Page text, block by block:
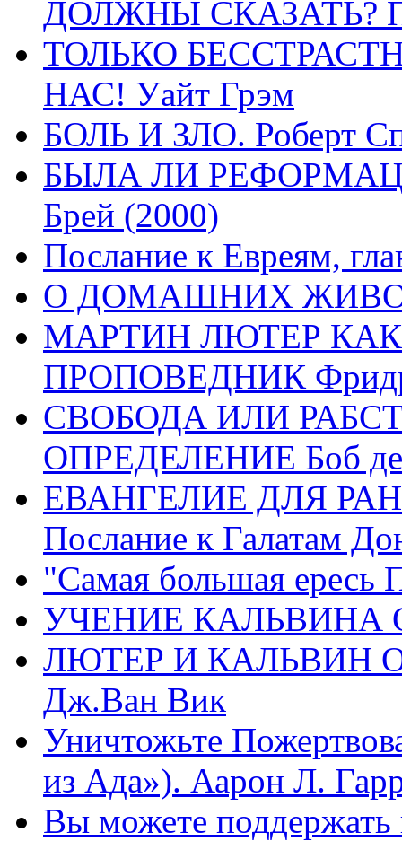
ДОЛЖНЫ СКАЗАТЬ?
ТОЛЬКО
НАС! Уайт Грэм
БОЛЬ И ЗЛО. Роберт
БЫЛА ЛИ
Брей (2000)
Послание к Евреям,
О ДОМАШНИХ
МАРТИН ЛЮТЕР
ПРОПОВЕДНИК
СВОБОДА ИЛИ
ОПРЕДЕЛЕНИЕ Боб де
ЕВАНГЕЛИЕ ДЛЯ
Послание к Галатам
"Самая большая ересь
УЧЕНИЕ КАЛЬВИНА
ЛЮТЕР И КАЛЬВИН
Дж.Ван Вик
Уничтожьте
из Ада»). Аарон Л.
Вы можете